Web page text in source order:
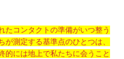
たコンタクトの準備がいつ整う
測定する基準点のひとつは、
的には地上で私たちに会うこと